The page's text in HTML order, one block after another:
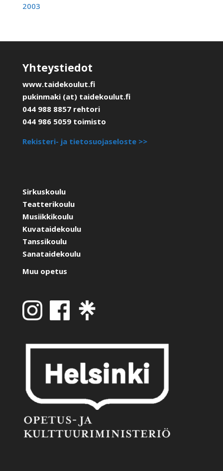
2003
Yhteystiedot
www.taidekoulut.fi
pukinmaki (at) taidekoulut.fi
044 988 8857 rehtori
044 986 5059 toimisto
Rekisteri- ja tietosuojaseloste >>
Sirkuskoulu
Teatterikoulu
Musiikkikoulu
Kuvataidekoulu
Tanssikoulu
Sanataidekoulu
Muu opetus